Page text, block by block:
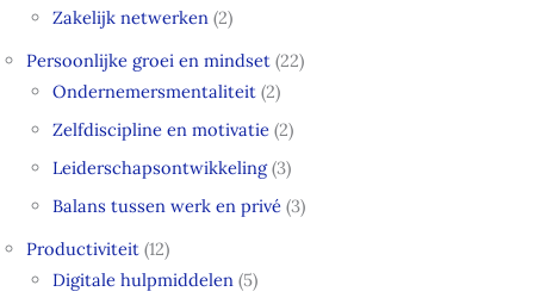
Zakelijk netwerken (2)
Persoonlijke groei en mindset (22)
Ondernemersmentaliteit (2)
Zelfdiscipline en motivatie (2)
Leiderschapsontwikkeling(3)
Balans tussen werk en privé (3)
Productiviteit (12)
Digitale hulpmiddelen (5)